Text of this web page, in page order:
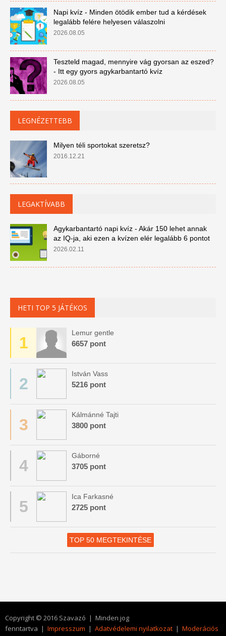
Napi kvíz - Minden ötödik ember tud a kérdések
legalább felére helyesen válaszolni
2026.08.05
Teszteld magad, mennyire vág gyorsan az eszed?
- Itt egy gyors agykarbantartó kvíz
2026.08.05
LEGNÉZETTEBB
Milyen téli sportokat szeretsz?
2016.12.21
LEGAKTÍVABB
Agykarbantartó napi kvíz - Akár 150 lehet annak
az IQ-ja, aki ezen a kvízen elér legalább 6 pontot
2026.02.11
HETI TOP 5 JÁTÉKOS
1
Lemur gentle
6657 pont
2
István Vass
5216 pont
3
Kálmánné Tajti
3800 pont
4
Gáborné
3705 pont
5
Ica Farkasné
2725 pont
TOP 50 MEGTEKINTÉSE
Copyright © 2016 Szavazó | Minden jog
fenntartva | Impresszum | Adatvédelemi nyilatkozat | Moderációs